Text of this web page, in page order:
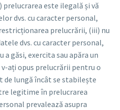
este ilegală și vă
dvs. cu caracter personal,
prelucrării, (iii) nu
dvs. cu caracter personal,
găsi, exercita sau apăra un
ați opus prelucrării pentru o
de lungă încât se stabilește
legitime în prelucrarea
prevalează asupra